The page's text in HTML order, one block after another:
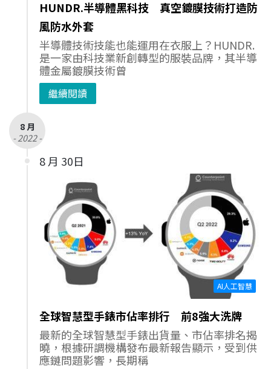
HUNDR.半導體黑科技 真空鍍膜技術打造防
風防水外套
半導體技術技能也能運用在衣服上？HUNDR.
是一家由科技業新創轉型的服裝品牌，其半導
體金屬鍍膜技術曾
繼續閱讀
8 月
- 2022 -
8 月 30日
AI人工智慧
全球智慧型手錶市佔率排行 前8強大洗牌
最新的全球智慧型手錶出貨量、市佔率排名揭
曉，根據研調機構發布最新報告顯示，受到供
應鏈問題影響，長期稱